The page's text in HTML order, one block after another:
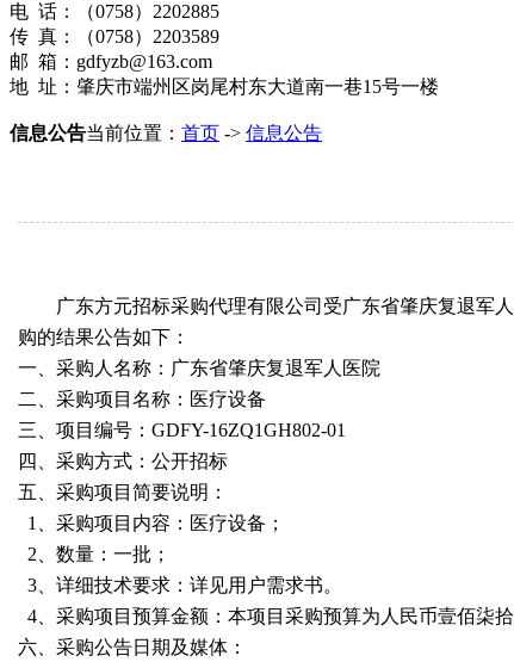
电 话：（0758）2202885
传 真：（0758）2203589
邮 箱：gdfyzb@163.com
地 址：肇庆市端州区岗尾村东大道南一巷15号一楼
信息公告当前位置： 首页 -> 信息公告
广东方元招标采购代理有限公司受广东省肇庆复退军
购的结果公告如下：
一、采购人名称：广东省肇庆复退军人医院
二、采购项目名称：医疗设备
三、项目编号：GDFY-16ZQ1GH802-01
四、采购方式：公开招标
五、采购项目简要说明：
1、采购项目内容：医疗设备；
2、数量：一批；
3、详细技术要求：详见用户需求书。
4、采购项目预算金额：本项目采购预算为人民币壹佰柒拾
六、采购公告日期及媒体：